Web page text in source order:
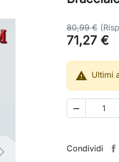
Next
80,99 €
71,27 €
 Ultimi

Condividi